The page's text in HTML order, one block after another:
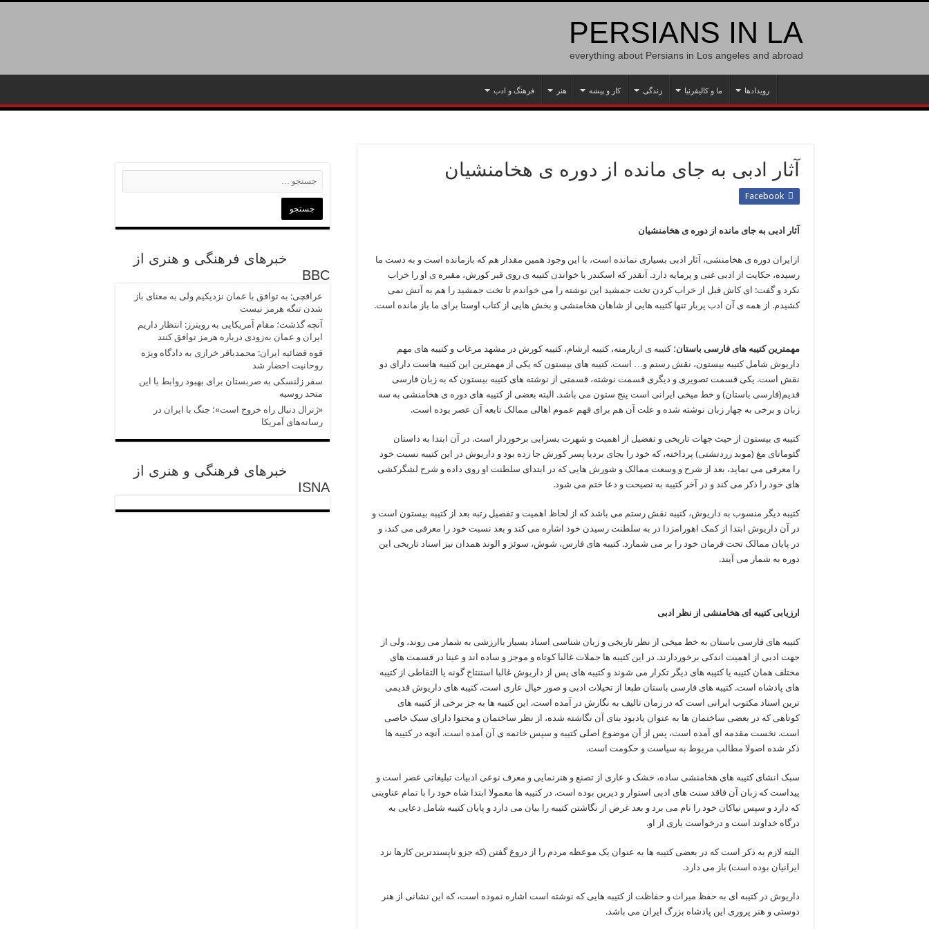
PERSIANS IN LA
everything about Persians in Los angeles and abroad
رویدادها ما و کالیفرنیا زندگی کار و پیشه هنر فرهنگ و ادب
آثار ادبی به جای مانده از دوره ی هخامنشیان
Facebook
آثار ادبی به جای مانده از دوره ی هخامنشیان
ازایران دوره ی هخامنشی، آثار ادبی بسیاری نمانده است، با این وجود همین مقدار هم که بازمانده است و به دست ما
رسیده، حکایت از ادبی غنی و پرمایه دارد. آنقدر که اسکندر با خواندن کتیبه ی روی قبر کورش، مقبره ی او را خراب
نکرد و گفت: ای کاش قبل از خراب کردن تخت جمشید این نوشته را می خواندم تا تخت جمشید را هم به آتش نمی
کشیدم. از همه ی آن ادب پربار تنها کتیبه هایی از شاهان هخامنشی و بخش هایی از کتاب اوستا برای ما باز مانده است.
مهمترین کتیبه های فارسی باستان؛ کتیبه ی اریارمنه، کتیبه ارشام، کتیبه کورش در مشهد مرغاب و کتیبه های مهم
داریوش شامل کتیبه بیستون، نقش رستم و… است. کتیبه های بیستون که یکی از مهمترین این کتیبه هاست دارای دو
نقش است. یکی قسمت تصویری و دیگری قسمت نوشته، قسمتی از نوشته های کتیبه بیستون که به زبان فارسی
قدیم(فارسی باستان) و خط میخی ایرانی است پنج ستون می باشد. البته بعضی از کتیبه های دوره ی هخامنشی به سه
زبان و برخی به چهار زبان نوشته شده و علت آن هم برای فهم عموم اهالی ممالک تابعه آن عصر بوده است.
کتیبه ی بیستون از حیث جهات تاریخی و تفضیل از اهمیت و شهرت بسزایی برخوردار است. در آن ابتدا به داستان
گئوماتای مغ (موبد زردتشتی) پرداخته، که خود را بجای بردیا پسر کورش جا زده بود و داریوش در این کتیبه نسبت خود
را معرفی می نماید، بعد از شرح و وسعت ممالک و شورش هایی که در ابتدای سلطنت او روی داده و شرح لشگرکشی
های خود را ذکر می کند و در آخر کتیبه به نصیحت و دعا ختم می شود.
کتیبه دیگر منسوب به داریوش، کتیبه نقش رستم می باشد که از لحاظ اهمیت و تفصیل رتبه بعد از کتیبه بیستون است و
در آن داریوش ابتدا از کمک اهورامزدا در به سلطنت رسیدن خود اشاره می کند و بعد نسبت خود را معرفی می کند، و
در پایان ممالک تحت فرمان خود را بر می شمارد. کتیبه های فارس، شوش، سوئز و الوند همدان نیز اسناد تاریخی این
دوره به شمار می آیند.
ارزیابی کتیبه ای هخامنشی از نظر ادبی
کتیبه های فارسی باستان به خط میخی از نظر تاریخی و زبان شناسی اسناد بسیار باارزشی به شمار می روند، ولی از
جهت ادبی از اهمیت اندکی برخوردارند. در این کتیبه ها جملات غالبا کوتاه و موجز و ساده اند و عینا در قسمت های
مختلف همان کتیبه یا کتیبه های دیگر تکرار می شوند و کتیبه های پس از داریوش غالبا استنتاخ گونه یا التقاطی از کتیبه
های پادشاه است. کتیبه های فارسی باستان طبعا از تخیلات ادبی و صور خیال عاری است. کتیبه های داریوش قدیمی
ترین اسناد مکتوب ایرانی است که در زمان تالیف به نگارش در آمده است. این کتیبه ها به جز برخی از کتیبه های
کوتاهی که در بعضی ساختمان ها به عنوان یادبود بنای آن نگاشته شده، از نظر ساختمان و محتوا دارای سبک خاصی
است. نخست مقدمه ای آمده است، پس از آن موضوع اصلی کتیبه و سپس خاتمه ی آن آمده است. آنچه در کتیبه ها
ذکر شده اصولا مطالب مربوط به سیاست و حکومت است.
سبک انشای کتیبه های هخامنشی ساده، خشک و عاری از تصنع و هنرنمایی و معرف نوعی ادبیات تبلیغاتی عصر است و
پیداست که زبان آن فاقد سنت های ادبی استوار و دیرین بوده است. در کتیبه ها معمولا ابتدا شاه خود را با تمام عناوینی
که دارد و سپس نیاکان خود را نام می برد و بعد غرض از نگاشتن کتیبه را بیان می دارد و پایان کتیبه شامل دعایی به
درگاه خداوند است و درخواست یاری از او.
البته لازم به ذکر است که در بعضی کتیبه ها به عنوان یک موعظه مردم را از دروغ گفتن (که جزو ناپسندترین کارها نزد
ایرانیان بوده است) باز می دارد.
داریوش در کتیبه ای به حفظ میراث و حفاظت از کتیبه هایی که نوشته است اشاره نموده است، که این نشانی از هنر
دوستی و هنر پروری این پادشاه بزرگ ایران می باشد.
خبرهای فرهنگی و هنری از
BBC
عراقچی: به توافق با عمان نزدیکیم ولی به معنای باز
شدن تنگه هرمز نیست
آنچه گذشت؛ مقام آمریکایی به رویترز: انتظار داریم
ایران و عمان به‌زودی درباره هرمز توافق کنند
قوه قضائیه ایران: محمدباقر خرازی به دادگاه ویژه
روحانیت احضار شد
سفر زلنسکی به صربستان برای بهبود روابط با این
متحد روسیه
«ژنرال دنبال راه خروج است»؛ جنگ با ایران در
رسانه‌های آمریکا
خبرهای فرهنگی و هنری از
ISNA